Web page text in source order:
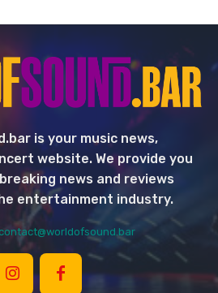
is your music news,
website. We provide you
news and reviews
entertainment industry.
contact@worldofsound.bar